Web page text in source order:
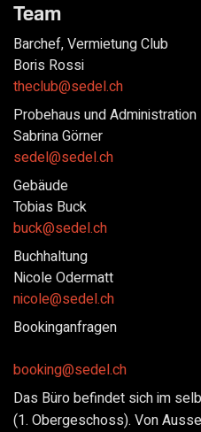
Team
Barchef, Vermietung Club
Boris Rossi
theclub@sedel.ch
Probehaus und Administration
Sabrina Görner
sedel@sedel.ch
Gebäude
Tobias Buck
buck@sedel.ch
Buchhaltung
Nicole Odermatt
nicole@sedel.ch
Bookinganfragen
booking@sedel.ch
Das Büro befindet sich im
(1. Obergeschoss). Von